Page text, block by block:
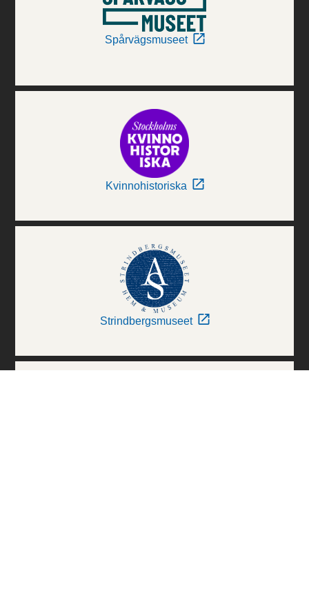
Spårvägsmuseet
Kvinnohistoriska
Strindbergsmuseet